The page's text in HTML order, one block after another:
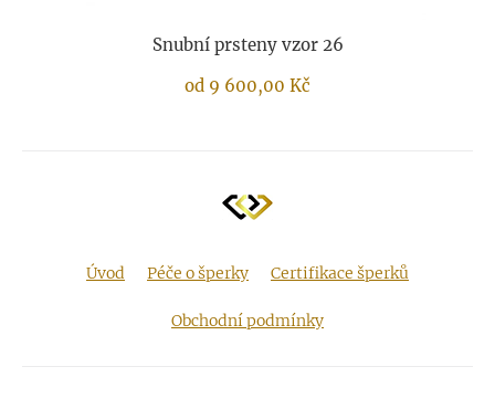
Snubní prsteny vzor 26
od 9 600,00 Kč
Úvod Péče o šperky Certifikace šperků
Obchodní podmínky